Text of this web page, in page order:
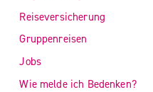
Reiseversicherung
Gruppenreisen
Jobs
Wie melde ich Bedenken?